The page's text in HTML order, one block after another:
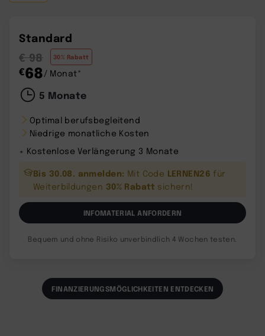
Standard
€ 98
30% Rabatt
€68/ Monat*
5 Monate
Optimal berufsbegleitend
Niedrige monatliche Kosten
+ Kostenlose Verlängerung 3 Monate
Bis 30.08. anmelden: Mit Code LERNEN26 für
Weiterbildungen 30% Rabatt sichern!
INFOMATERIAL ANFORDERN
Bequem und ohne Risiko unverbindlich 4 Wochen testen.
FINANZIERUNGSMÖGLICHKEITEN ENTDECKEN